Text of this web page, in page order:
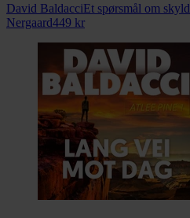
David BaldacciEt spørsmål om skyld
Nergaard449 kr